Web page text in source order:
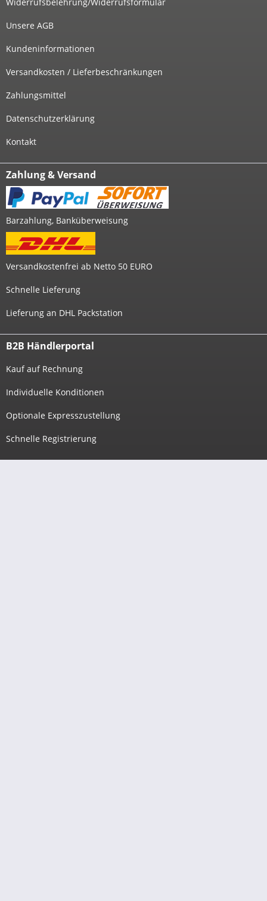
Unsere AGB
Kundeninformationen
Versandkosten / Lieferbeschränkungen
Zahlungsmittel
Datenschutzerklärung
Kontakt
Zahlung & Versand
Barzahlung, Banküberweisung
Versandkostenfrei ab Netto 50 EURO
Schnelle Lieferung
Lieferung an DHL Packstation
B2B Händlerportal
Kauf auf Rechnung
Individuelle Konditionen
Optionale Expresszustellung
Schnelle Registrierung